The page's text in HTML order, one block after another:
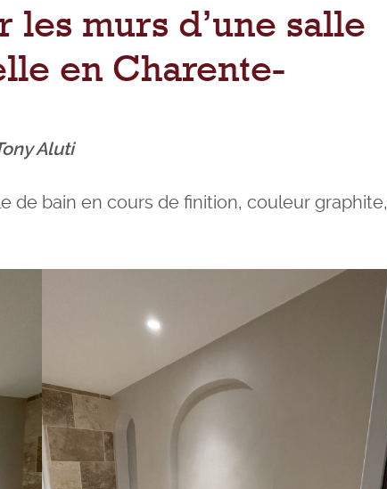
les murs d’une salle
en Charente-
Aluti
de bain en cours de finition, couleur graphite,